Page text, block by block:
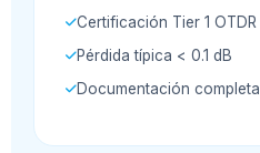
Certificación Tier 1 OTDR
Pérdida típica < 0.1 dB
Documentación completa